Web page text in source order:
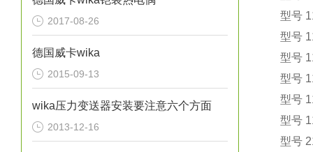
2017-08-26
德国威卡wika
2015-09-13
wika压力变送器安装要注意六个方面
2013-12-16
型号
型号
型号
型号
型号
型号
型号